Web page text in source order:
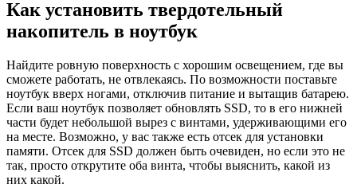
Как установить твердотельный
накопитель в ноутбук
Найдите ровную поверхность с хорошим освещением, где вы
сможете работать, не отвлекаясь. По возможности поставьте
ноутбук вверх ногами, отключив питание и вытащив батарею.
Если ваш ноутбук позволяет обновлять SSD, то в его нижней
части будет небольшой вырез с винтами, удерживающими его
на месте. Возможно, у вас также есть отсек для установки
памяти. Отсек для SSD должен быть очевиден, но если это не
так, просто открутите оба винта, чтобы выяснить, какой из
них какой.